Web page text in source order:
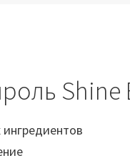
Shine